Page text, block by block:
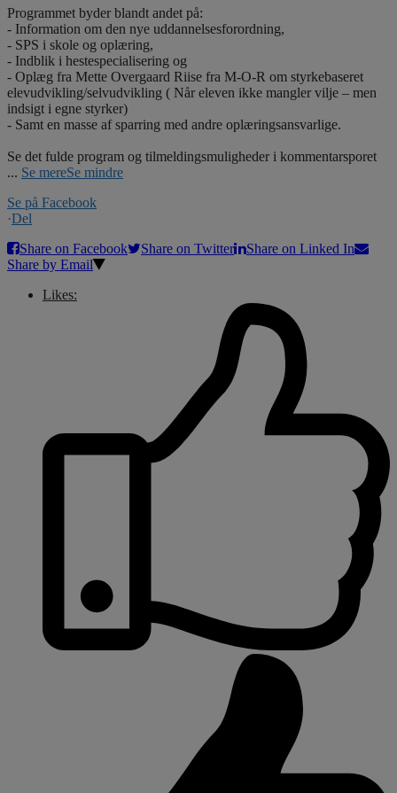
Programmet byder blandt andet på:
- Information om den nye uddannelsesforordning,
- SPS i skole og oplæring,
- Indblik i hestespecialisering og
- Oplæg fra Mette Overgaard Riise fra M-O-R om styrkebaseret
elevudvikling/selvudvikling ( Når eleven ikke mangler vilje – men
indsigt i egne styrker)
- Samt en masse af sparring med andre oplæringsansvarlige.
Se det fulde program og tilmeldingsmuligheder i kommentarsporet
... Se mereSe mindre
Se på Facebook
·Del
Share on Facebook
Share on Twitter
Share on Linked In
Share by Email
Likes: